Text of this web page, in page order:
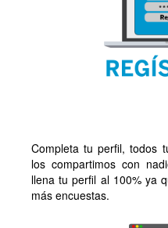
Completa tu perfil, todos
los compartimos con
llena tu perfil al 100% ya
más encuestas.